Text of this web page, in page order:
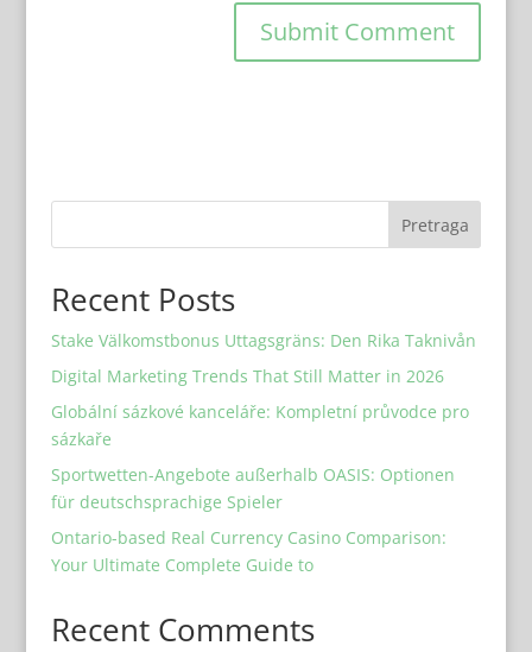
Pretraga
Recent Posts
Stake Välkomstbonus Uttagsgräns: Den Rika Taknivån
Digital Marketing Trends That Still Matter in 2026
Globální sázkové kanceláře: Kompletní průvodce pro
sázkaře
Sportwetten-Angebote außerhalb OASIS: Optionen
für deutschsprachige Spieler
Ontario-based Real Currency Casino Comparison:
Your Ultimate Complete Guide to
Recent Comments